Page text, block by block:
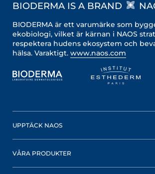
BIODERMA IS A BRAND
BIODERMA är ett varumärke som
ekobiologi, vilket är kärnan i NAOS
respektera hudens ekosystem och
hälsa. Varaktigt. www.naos.com
UPPTÄCK NAOS
VÅRA PRODUKTER